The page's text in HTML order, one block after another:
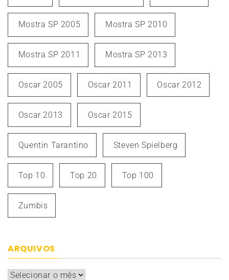
Mostra SP 2005 Mostra SP 2010
Mostra SP 2011 Mostra SP 2013
Oscar 2005 Oscar 2011 Oscar 2012
Oscar 2013 Oscar 2015
Quentin Tarantino Steven Spielberg
Top 10 Top 20 Top 100
Zumbis
ARQUIVOS
Arquivos